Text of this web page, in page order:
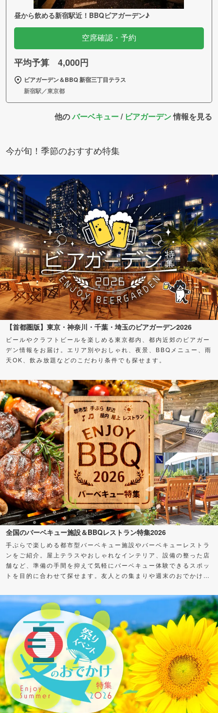
昼から飲める新宿駅近！BBQビアガーデン♪
空席確認・予約
平均予算 4,000円
ビアガーデン＆BBQ 新宿三丁目テラス
新宿駅／東京都
他のバーベキュー/ ビアガーデン情報を見る
今が旬！季節のおすすめ特集
【首都圏版】東京・神奈川・千葉・埼玉のビアガーデン2026
ビールやクラフトビールを楽しめる東京都内、都内近郊のビアガー
デン情報をお届け。エリア別やおしゃれ、夜景、BBQメニュー、雨
天OK、飲み放題などのこだわり条件でも探せます。
全国のバーベキュー施設＆BBQレストラン特集2026
手ぶらで楽しめる都市型バーベキュー施設やバーベキューレストラ
ンをご紹介。屋上テラスやおしゃれなインテリア、設備の整った店
舗など、準備の手間を抑えて気軽にバーベキュー体験できるスポッ
トを目的に合わせて探せます。友人との集まりや週末のおでかけ